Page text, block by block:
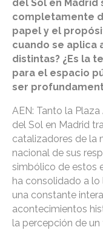
del Sol en Madrid
completamente
papel y el
cuando se aplica
distintas? ¿Es la
para el espacio
ser
AEN: Tanto la
del Sol en Madrid
catalizadores de la
nacional de sus
simbólico de estos
ha consolidado a
una constante
acontecimientos
la percepción de